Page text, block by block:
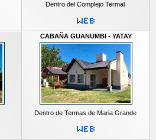
Dentro del Complejo Termal
CABAÑA GUANUMBI - YATAY
Dentro de Termas de Maria Grande